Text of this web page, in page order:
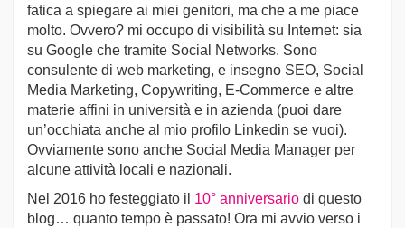
fatica a spiegare ai miei genitori, ma che a me piace
molto. Ovvero? mi occupo di visibilità su Internet: sia
su Google che tramite Social Networks. Sono
consulente di web marketing, e insegno SEO, Social
Media Marketing, Copywriting, E-Commerce e altre
materie affini in università e in azienda (puoi dare
un’occhiata anche al mio profilo Linkedin se vuoi).
Ovviamente sono anche Social Media Manager per
alcune attività locali e nazionali.
Nel 2016 ho festeggiato il 10° anniversario di questo
blog… quanto tempo è passato! Ora mi avvio verso i